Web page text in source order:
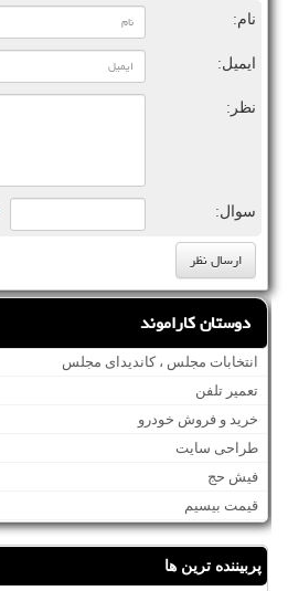
نام:
ایمیل:
نظر:
سوال:
دوستان کاراموند
انتخابات مجلس ، کاندیدای مجلس
تعمیر تلفن
خرید و فروش خودرو
طراحی سایت
فیش حج
قیمت بیسیم
پربیننده ترین ها